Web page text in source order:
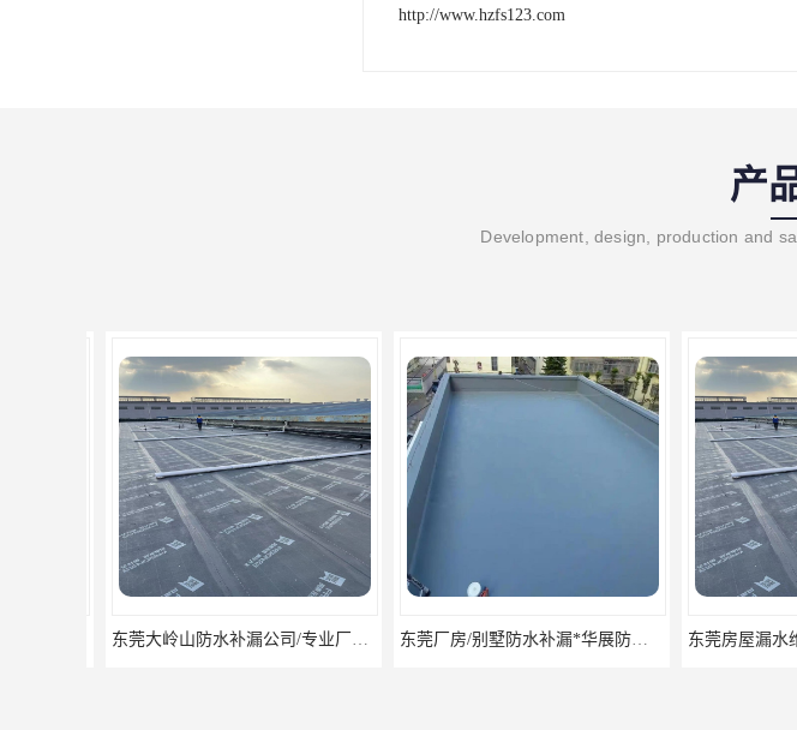
http://www.hzfs123.com
产
Development, design, production and
东莞大岭山防水补漏公司/专业厂房屋面防水补漏 东莞厂房/别墅防水补漏*华展防水，技术全面、专业靠谱